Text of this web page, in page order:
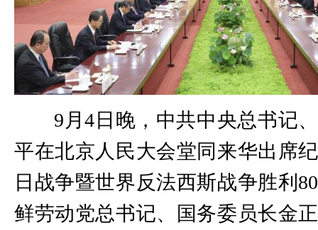
9月4日晚，中共中央总书记
平在北京人民大会堂同来华出席
日战争暨世界反法西斯战争胜利
鲜劳动党总书记、国务委员长金